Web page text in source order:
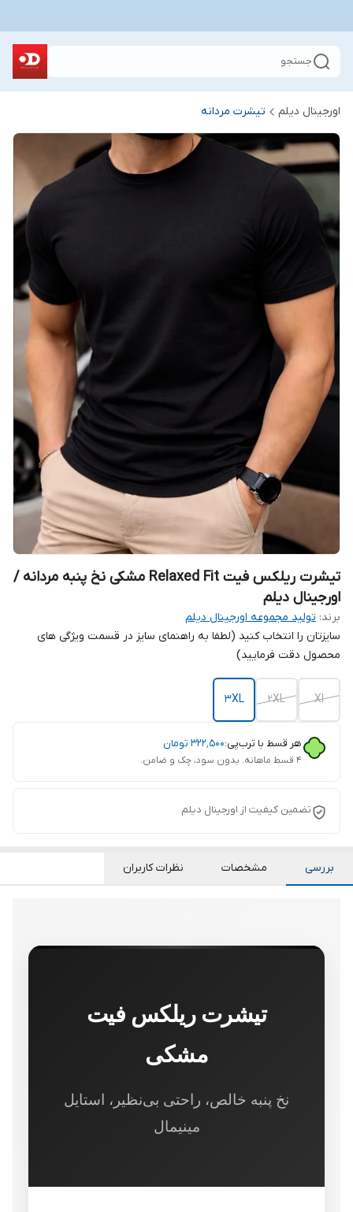
جستجو
اورجینال دیلم تیشرت مردانه
تیشرت ریلکس فیت Relaxed Fit مشکی نخ پنبه مردانه /
اورجینال دیلم
برند: تولید مجموعه اورجینال دیلم
سایزتان را انتخاب کنید (لطفا به راهنمای سایز در قسمت ویژگی های
محصول دقت فرمایید)
Xl
2XL
3XL
هر قسط با ترب‌پی:۳۲۲٬۵۰۰ تومان
۴ قسط ماهانه. بدون سود، چک و ضامن.
تضمین کیفیت از اورجینال دیلم
بررسی مشخصات نظرات کاربران
تیشرت ریلکس فیت
مشکی
نخ پنبه خالص، راحتی بی‌نظیر، استایل
مینیمال